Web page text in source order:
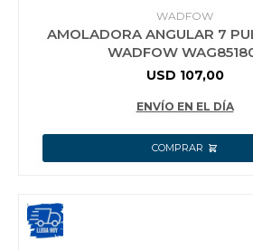
WADFOW
AMOLADORA ANGULAR 7
WADFOW
USD 107,00
ENVÍO EN EL DÍA